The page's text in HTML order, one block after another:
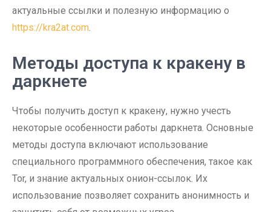
актуальные ссылки и полезную информацию о
https://kra2at.com.
Методы доступа к кракену в
даркнете
Чтобы получить доступ к кракену, нужно учесть
некоторые особенности работы даркнета. Основные
методы доступа включают использование
специального программного обеспечения, такое как
Tor, и знание актуальных онион-ссылок. Их
использование позволяет сохранить анонимность и